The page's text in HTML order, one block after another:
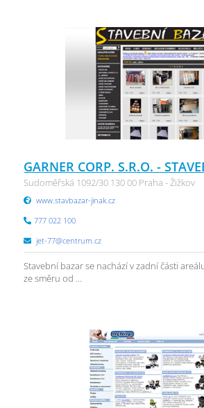
GARNER CORP. S.R.O. -
Sudoměřská 1092/30 130 00 Praha - Žižkov
www.stavbazar-jinak.cz
777 022 100
jet-77@centrum.cz
Stavební bazar se nachází v zadní části
ze směru od ...